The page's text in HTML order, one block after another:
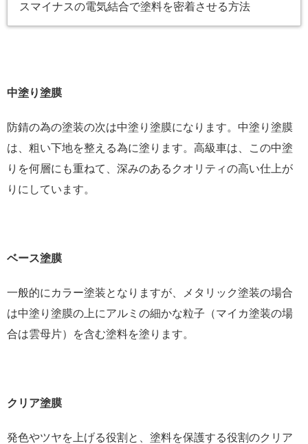
スマイナスの電気結合で塗料を密着させる方法
中塗り塗膜
防錆の為の塗装の次は中塗り塗膜になります。中塗り塗膜
は、粗い下地を整える為に塗ります。高級車は、この中塗
りを何層にも重ねて、深みのあるクオリティの高い仕上が
りにしています。
ベース塗膜
一般的にカラー塗装となりますが、メタリック塗装の場合
は中塗り塗膜の上にアルミの細かな粒子（マイカ塗装の場
合は雲母片）を含む塗料を塗ります。
クリア塗膜
発色やツヤを上げる役割と、塗料を保護する役割のクリア